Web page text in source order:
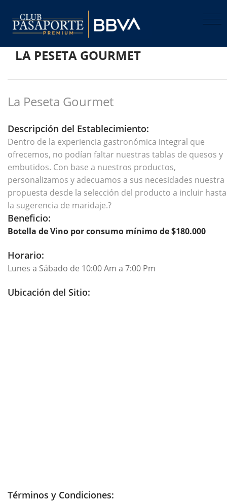
LA PESETA GOURMET
La Peseta Gourmet
Descripción del Establecimiento:
Dentro de la experiencia gastronómica integral que
ofrecemos, no podían faltar nuestras tablas de quesos y
embutidos. Con base a nuestros productos,
personalizamos y adecuamos a sus necesidades nuestra
propuesta desde la selección del producto a incluir hasta
la sugerencia de maridaje.?
Beneficio:
Botella de Vino por consumo mínimo de $180.000
Horario:
Lunes a Sábado de 10:00 Am a 7:00 Pm
Ubicación del Sitio:
Términos y Condiciones: